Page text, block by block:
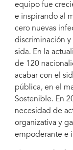
equipo fue
e inspirando al
cero nuevas
discriminación y
sida. En la
de 120
acabar con el
pública, en el
Sostenible. En
necesidad de
organizativa y
empoderante e